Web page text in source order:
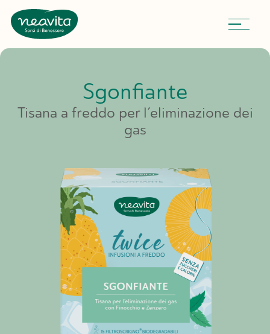
Neavita
Sgonfiante
Tisana a freddo per l’eliminazione dei
gas